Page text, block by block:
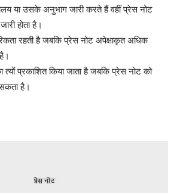
या उसके अनुभाग जारी करते हैं वहीं प्रेस नोट
होता है।
रहती है जबकि प्रेस नोट अपेक्षाकृत अधिक
त्यों प्रकाशित किया जाता है जबकि प्रेस नोट को
है।